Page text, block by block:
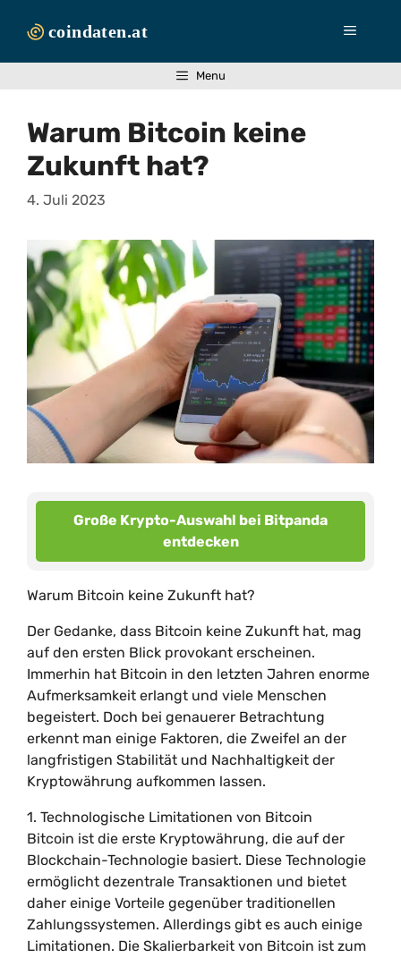
Inhalt
Menü
Menu
Warum Bitcoin keine
Zukunft hat?
4. Juli 2023
Große Krypto-Auswahl bei Bitpanda
entdecken
Warum Bitcoin keine Zukunft hat?
Der Gedanke, dass Bitcoin keine Zukunft hat, mag
auf den ersten Blick provokant erscheinen.
Immerhin hat Bitcoin in den letzten Jahren enorme
Aufmerksamkeit erlangt und viele Menschen
begeistert. Doch bei genauerer Betrachtung
erkennt man einige Faktoren, die Zweifel an der
langfristigen Stabilität und Nachhaltigkeit der
Kryptowährung aufkommen lassen.
1. Technologische Limitationen von Bitcoin
Bitcoin ist die erste Kryptowährung, die auf der
Blockchain-Technologie basiert. Diese Technologie
ermöglicht dezentrale Transaktionen und bietet
daher einige Vorteile gegenüber traditionellen
Zahlungssystemen. Allerdings gibt es auch einige
Limitationen. Die Skalierbarkeit von Bitcoin ist zum